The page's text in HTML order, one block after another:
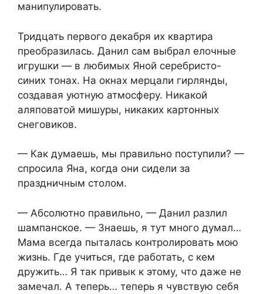
манипулировать.
Тридцать первого декабря их квартира
преобразилась. Данил сам выбрал елочные
игрушки — в любимых Яной серебристо-
синих тонах. На окнах мерцали гирлянды,
создавая уютную атмосферу. Никакой
аляповатой мишуры, никаких картонных
снеговиков.
— Как думаешь, мы правильно поступили? —
спросила Яна, когда они сидели за
праздничным столом.
— Абсолютно правильно, — Данил разлил
шампанское. — Знаешь, я тут много думал…
Мама всегда пыталась контролировать мою
жизнь. Где учиться, где работать, с кем
дружить… Я так привык к этому, что даже не
замечал. А теперь… теперь я чувствую себя